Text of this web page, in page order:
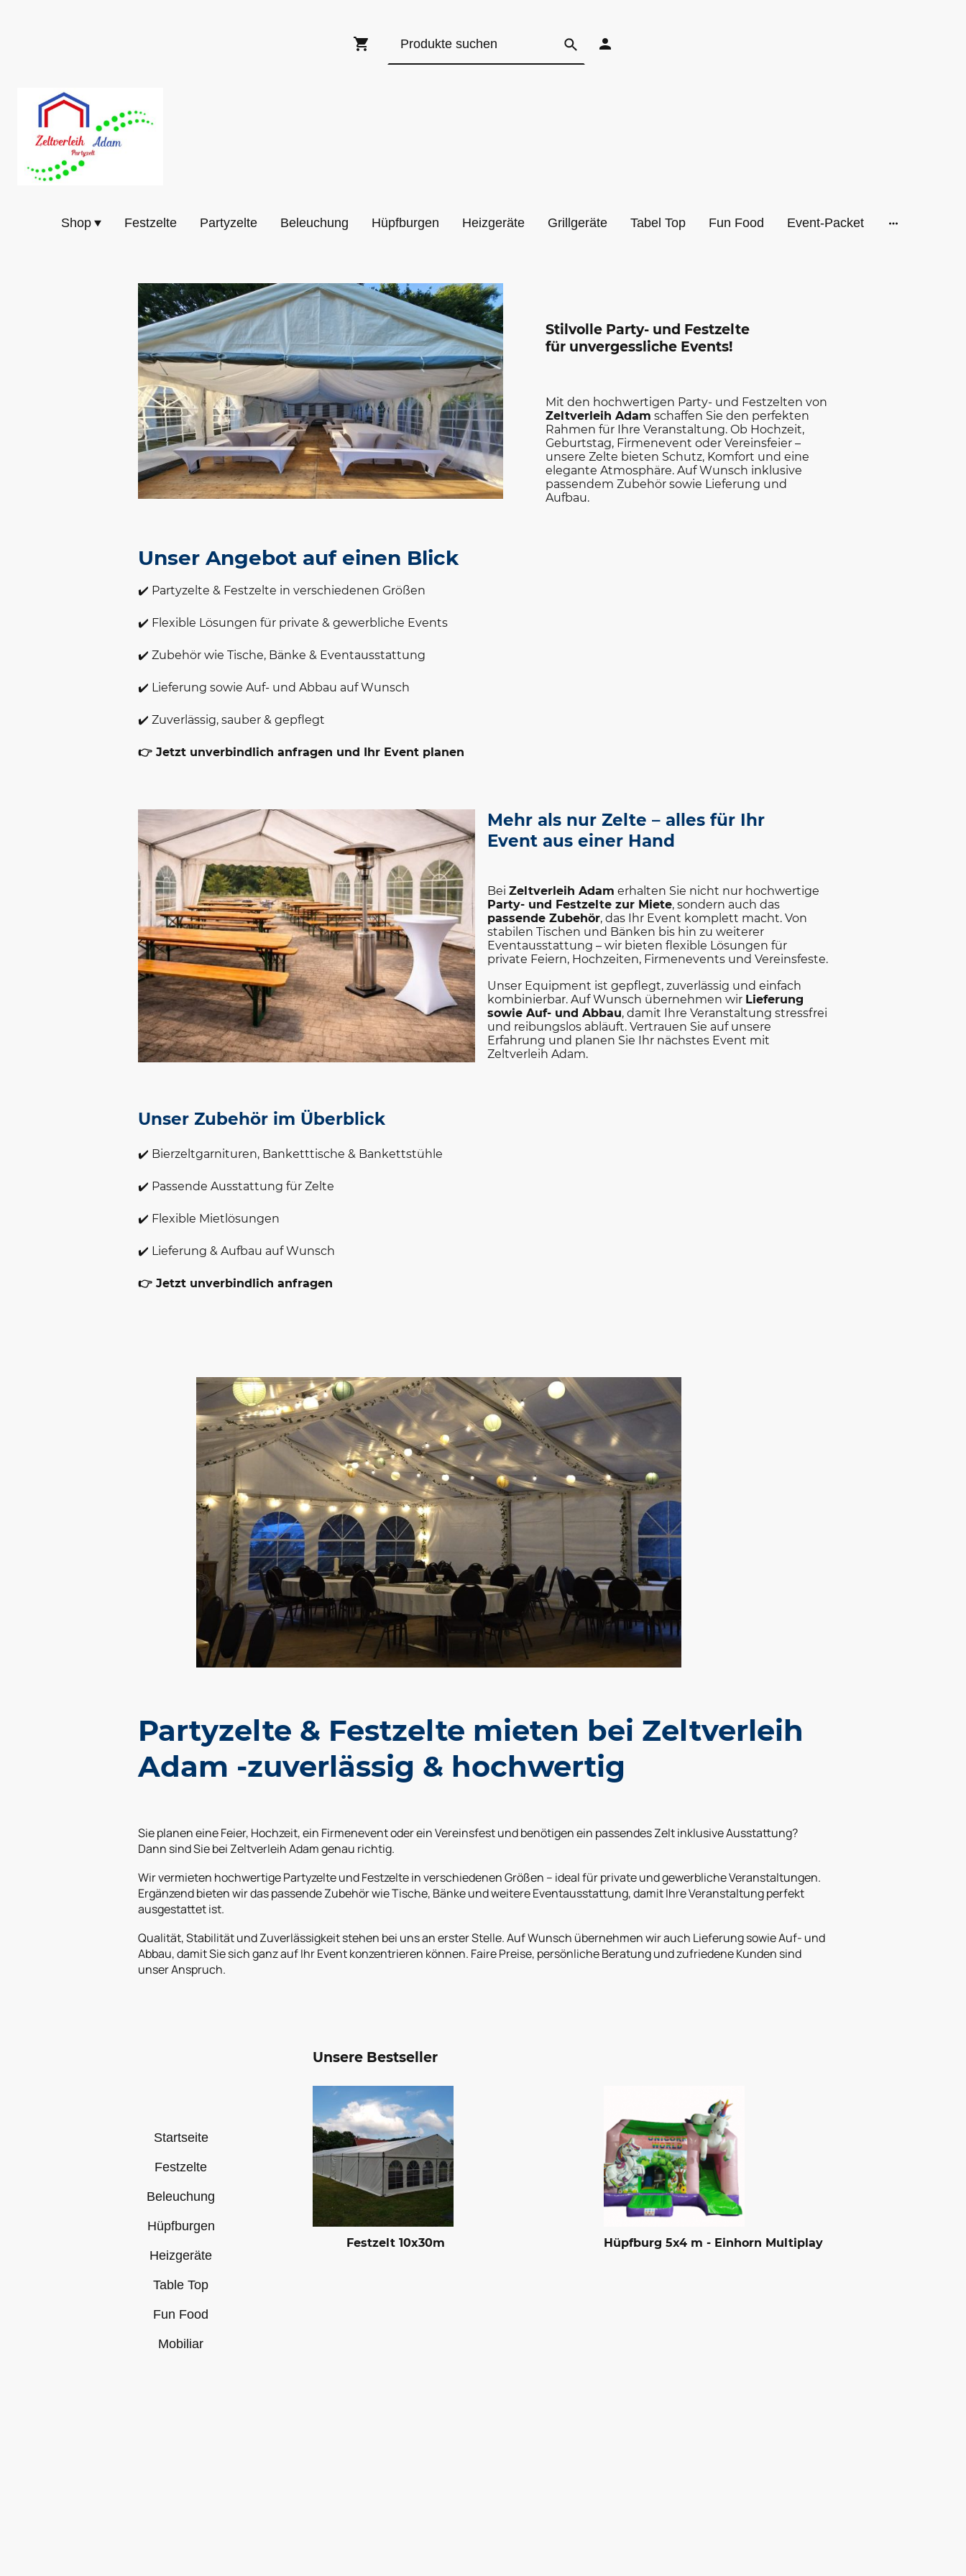
Shop Festzelte Partyzelte Beleuchung Hüpfburgen Heizgeräte Grillgeräte Tabel Top Fun Food Event-Packet
Stilvolle Party- und Festzelte
für unvergessliche Events!
Mit den hochwertigen Party- und Festzelten von
Zeltverleih Adam schaffen Sie den perfekten
Rahmen für Ihre Veranstaltung. Ob Hochzeit,
Geburtstag, Firmenevent oder Vereinsfeier –
unsere Zelte bieten Schutz, Komfort und eine
elegante Atmosphäre. Auf Wunsch inklusive
passendem Zubehör sowie Lieferung und
Aufbau.
✔️ Partyzelte & Festzelte in verschiedenen Größen
✔️ Flexible Lösungen für private & gewerbliche Events
✔️ Zubehör wie Tische, Bänke & Eventausstattung
✔️ Lieferung sowie Auf- und Abbau auf Wunsch
✔️ Zuverlässig, sauber & gepflegt
👉 Jetzt unverbindlich anfragen und Ihr Event planen
Unser Angebot auf einen Blick
Mehr als nur Zelte – alles für Ihr
Event aus einer Hand
Bei Zeltverleih Adam erhalten Sie nicht nur hochwertige
Party- und Festzelte zur Miete, sondern auch das
passende Zubehör, das Ihr Event komplett macht. Von
stabilen Tischen und Bänken bis hin zu weiterer
Eventausstattung – wir bieten flexible Lösungen für
private Feiern, Hochzeiten, Firmenevents und Vereinsfeste.
Unser Equipment ist gepflegt, zuverlässig und einfach
kombinierbar. Auf Wunsch übernehmen wir Lieferung
sowie Auf- und Abbau, damit Ihre Veranstaltung stressfrei
und reibungslos abläuft. Vertrauen Sie auf unsere
Erfahrung und planen Sie Ihr nächstes Event mit
Zeltverleih Adam.
Unser Zubehör im Überblick
✔️ Bierzeltgarnituren, Banketttische & Bankettstühle
✔️ Passende Ausstattung für Zelte
✔️ Flexible Mietlösungen
✔️ Lieferung & Aufbau auf Wunsch
👉 Jetzt unverbindlich anfragen
Partyzelte & Festzelte mieten bei Zeltverleih
Adam -zuverlässig & hochwertig
Sie planen eine Feier, Hochzeit, ein Firmenevent oder ein Vereinsfest und benötigen ein passendes Zelt inklusive Ausstattung?
Dann sind Sie bei Zeltverleih Adam genau richtig.
Wir vermieten hochwertige Partyzelte und Festzelte in verschiedenen Größen – ideal für private und gewerbliche Veranstaltungen.
Ergänzend bieten wir das passende Zubehör wie Tische, Bänke und weitere Eventausstattung, damit Ihre Veranstaltung perfekt
ausgestattet ist.
Qualität, Stabilität und Zuverlässigkeit stehen bei uns an erster Stelle. Auf Wunsch übernehmen wir auch Lieferung sowie Auf- und
Abbau, damit Sie sich ganz auf Ihr Event konzentrieren können. Faire Preise, persönliche Beratung und zufriedene Kunden sind
unser Anspruch.
Startseite
Festzelte
Beleuchung
Hüpfburgen
Heizgeräte
Table Top
Fun Food
Mobiliar
Festzelt 10x30m Hüpfburg 5x4 m - Einhorn Multiplay
Unsere Bestseller